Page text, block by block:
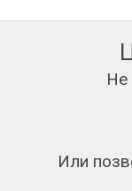
Не
Или